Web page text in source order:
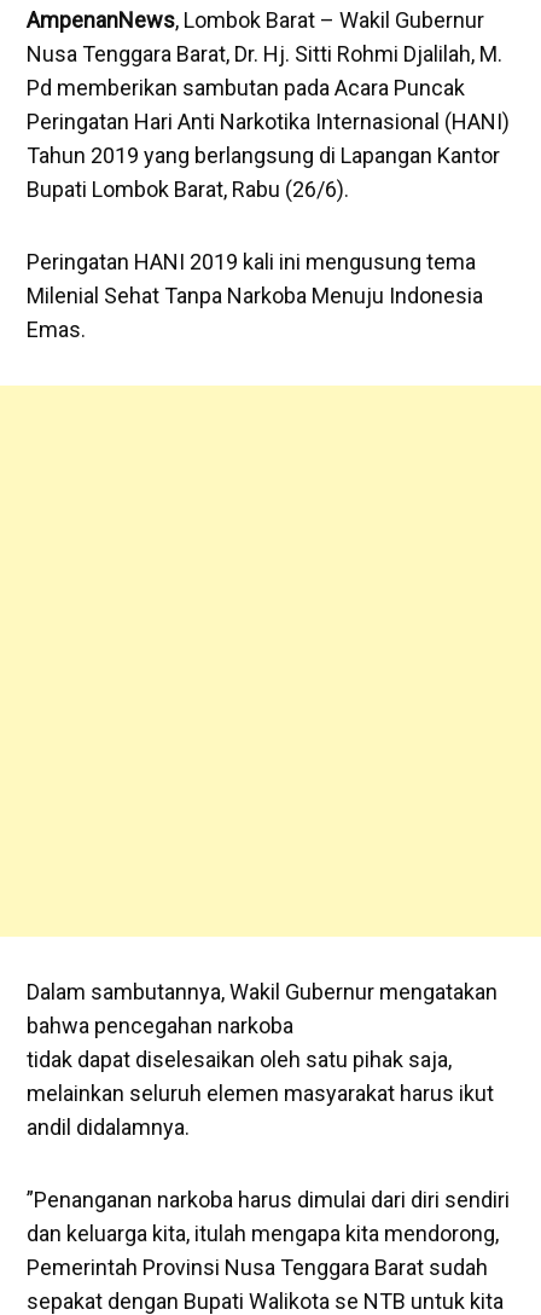
AmpenanNews, Lombok Barat – Wakil Gubernur
Nusa Tenggara Barat, Dr. Hj. Sitti Rohmi Djalilah, M.
Pd memberikan sambutan pada Acara Puncak
Peringatan Hari Anti Narkotika Internasional (HANI)
Tahun 2019 yang berlangsung di Lapangan Kantor
Bupati Lombok Barat, Rabu (26/6).
Peringatan HANI 2019 kali ini mengusung tema
Milenial Sehat Tanpa Narkoba Menuju Indonesia
Emas.
Dalam sambutannya, Wakil Gubernur mengatakan
bahwa pencegahan narkoba
tidak dapat diselesaikan oleh satu pihak saja,
melainkan seluruh elemen masyarakat harus ikut
andil didalamnya.
”Penanganan narkoba harus dimulai dari diri sendiri
dan keluarga kita, itulah mengapa kita mendorong,
Pemerintah Provinsi Nusa Tenggara Barat sudah
sepakat dengan Bupati Walikota se NTB untuk kita